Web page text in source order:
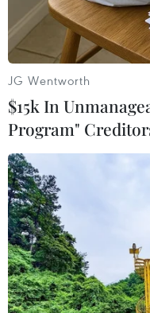
Việt Nam có tổng cộng
nhiễm trong nước,
JG Wentworth
$15k In
Program"